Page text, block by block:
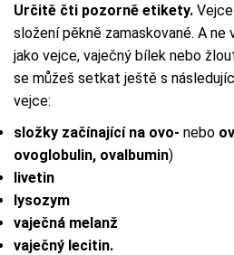
Určitě čti pozorně etikety.
složení pěkně zamaskované. A ne
jako vejce, vaječný bílek nebo
se můžeš setkat ještě s
vejce:
složky začínající na ovo- nebo
ovoglobulin, ovalbumin)
livetin
lysozym
vaječná melanž
vaječný lecitin.